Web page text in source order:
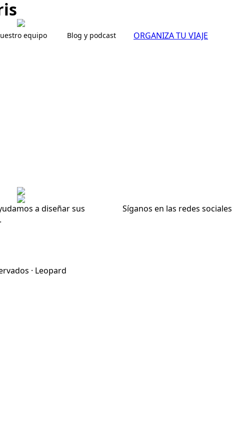
equipo Blog y podcast ORGANIZA TU VIAJE
a diseñar sus
Síganos en las redes sociales
· Leopard